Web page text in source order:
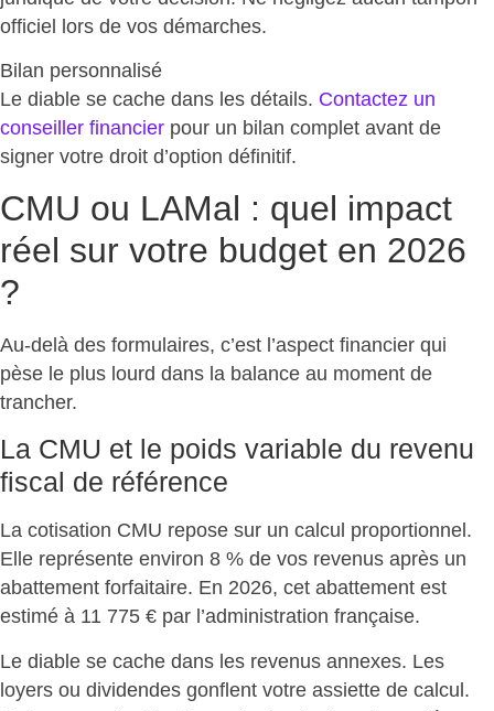
officiel lors de vos démarches.
Bilan personnalisé
Le diable se cache dans les détails. Contactez un
conseiller financier pour un bilan complet avant de
signer votre droit d’option définitif.
CMU ou LAMal : quel impact
réel sur votre budget en 2026
?
Au-delà des formulaires, c’est l’aspect financier qui
pèse le plus lourd dans la balance au moment de
trancher.
La CMU et le poids variable du revenu
fiscal de référence
La cotisation CMU repose sur un calcul proportionnel.
Elle représente environ 8 % de vos revenus après un
abattement forfaitaire. En 2026, cet abattement est
estimé à 11 775 € par l’administration française.
Le diable se cache dans les revenus annexes. Les
loyers ou dividendes gonflent votre assiette de calcul.